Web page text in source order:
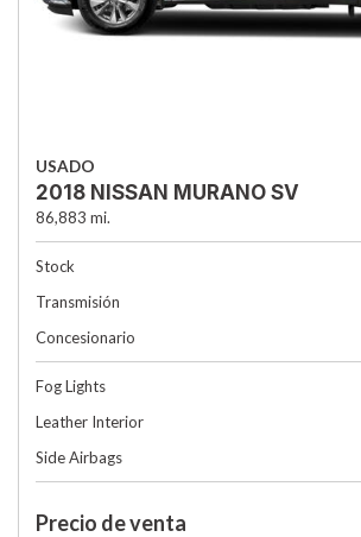
USADO
2018 NISSAN MURANO SV
86,883 mi.
Stock
Transmisión
Concesionario
Fog Lights
Leather Interior
Side Airbags
Precio de venta